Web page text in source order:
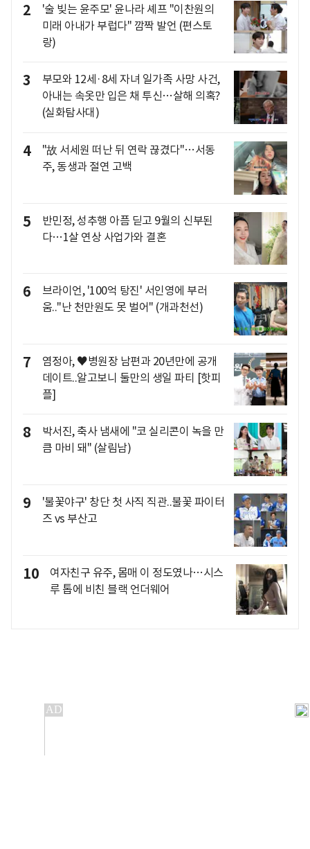
2
'술 빚는 윤주모' 윤나라 셰프 "이찬원의
미래 아내가 부럽다" 깜짝 발언 (편스토
랑)
3
부모와 12세·8세 자녀 일가족 사망 사건,
아내는 속옷만 입은 채 투신…살해 의혹?
(실화탐사대)
4
"故 서세원 떠난 뒤 연락 끊겼다"…서동
주, 동생과 절연 고백
5
반민정, 성추행 아픔 딛고 9월의 신부된
다…1살 연상 사업가와 결혼
6
브라이언, '100억 탕진' 서인영에 부러
움.."난 천만원도 못 벌어" (개과천선)
7
염정아, ♥병원장 남편과 20년만에 공개
데이트..알고보니 둘만의 생일 파티 [핫피
플]
8
박서진, 축사 냄새에 "코 실리콘이 녹을 만
큼 마비 돼" (살림남)
9
'불꽃야구' 창단 첫 사직 직관..불꽃 파이터
즈 vs 부산고
10
여자친구 유주, 몸매 이 정도였나…시스
루 톱에 비친 블랙 언더웨어